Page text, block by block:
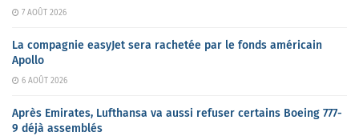
7 AOÛT 2026
La compagnie easyJet sera rachetée par le fonds américain
Apollo
6 AOÛT 2026
Après Emirates, Lufthansa va aussi refuser certains Boeing 777-
9 déjà assemblés